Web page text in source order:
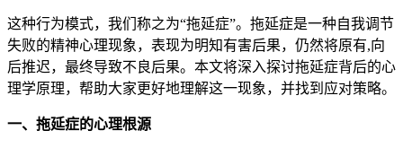
这种行为模式，我们称之为“拖延症”。拖延症是一种自我调节
失败的精神心理现象，表现为明知有害后果，仍然将原有,向
后推迟，最终导致不良后果。本文将深入探讨拖延症背后的心
理学原理，帮助大家更好地理解这一现象，并找到应对策略。
一、拖延症的心理根源